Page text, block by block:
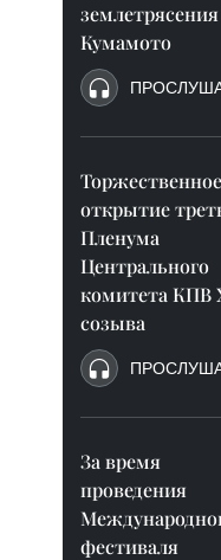
Кумамото
Торжественное
открытие
Пленума
Центрального
комитета КПВ
созыва
За время
проведения
фестиваля